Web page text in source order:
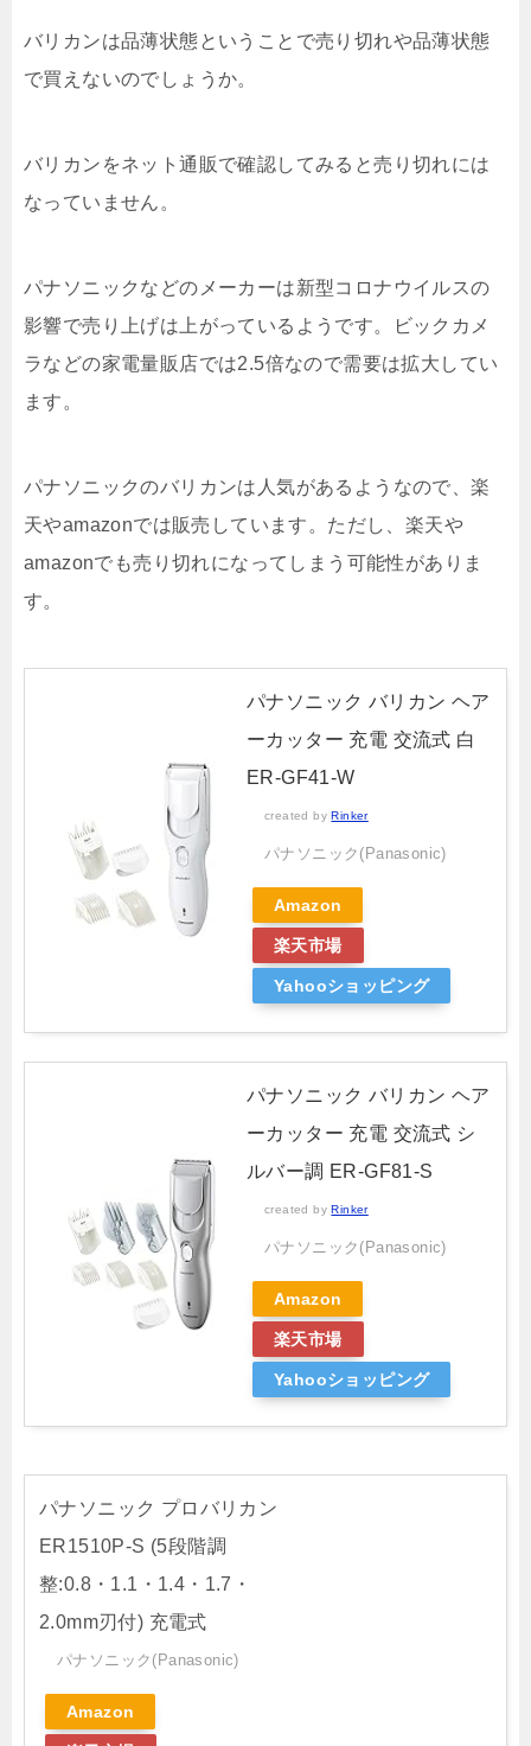
バリカンは品薄状態ということで売り切れや品薄状態
で買えないのでしょうか。
バリカンをネット通販で確認してみると売り切れには
なっていません。
パナソニックなどのメーカーは新型コロナウイルスの
影響で売り上げは上がっているようです。ビックカメ
ラなどの家電量販店では2.5倍なので需要は拡大してい
ます。
パナソニックのバリカンは人気があるようなので、楽
天やamazonでは販売しています。ただし、楽天や
amazonでも売り切れになってしまう可能性がありま
す。
パナソニック バリカン ヘア
ーカッター 充電 交流式 白
ER-GF41-W
created byRinker
パナソニック(Panasonic)
Amazon
楽天市場
Yahooショッピング
パナソニック バリカン ヘア
ーカッター 充電 交流式 シ
ルバー調 ER-GF81-S
created byRinker
パナソニック(Panasonic)
Amazon
楽天市場
Yahooショッピング
パナソニック プロバリカン
ER1510P-S (5段階調
整:0.8・1.1・1.4・1.7・
2.0mm刃付) 充電式
パナソニック(Panasonic)
Amazon